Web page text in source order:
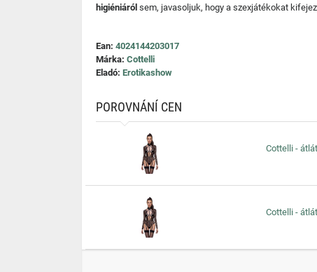
higiéniáról sem, javasoljuk, hogy a szexjátékokat
Ean: 4024144203017
Márka: Cottelli
Eladó: Erotikashow
POROVNÁNÍ CEN
Cottelli -
Cottelli -